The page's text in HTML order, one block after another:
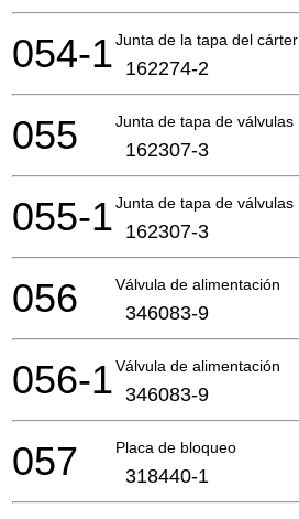
Junta de la tapa del cárter
054-1 162274-2
Junta de tapa de válvulas
055 162307-3
Junta de tapa de válvulas
055-1 162307-3
Válvula de alimentación
056 346083-9
Válvula de alimentación
056-1 346083-9
Placa de bloqueo
057 318440-1